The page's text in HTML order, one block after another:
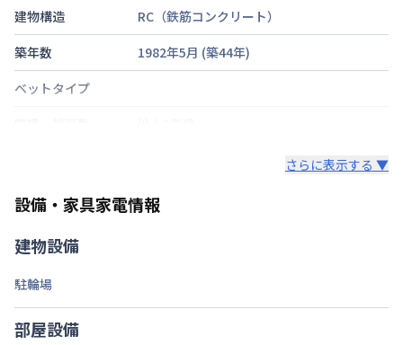
建物構造
RC（鉄筋コンクリート）
築年数
1982年5月 (築44年)
ベットタイプ
部屋の向き
南
定員
2名
さらに表示する ▼
設備・家具家電情報
建物設備
駐輪場
部屋設備